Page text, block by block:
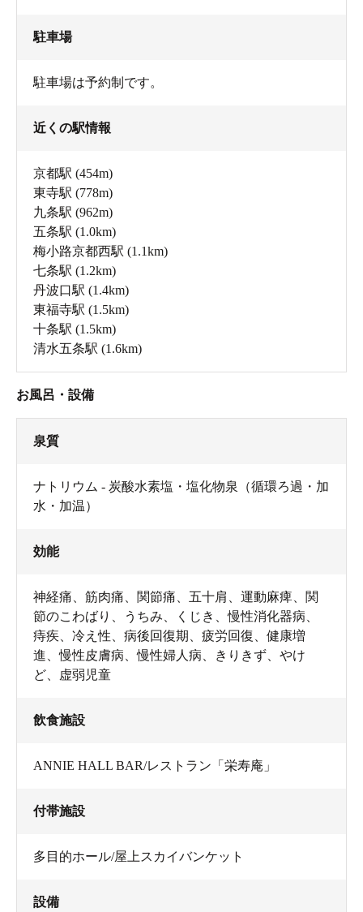
駐車場
駐車場は予約制です。
近くの駅情報
京都駅 (454m)
東寺駅 (778m)
九条駅 (962m)
五条駅 (1.0km)
梅小路京都西駅 (1.1km)
七条駅 (1.2km)
丹波口駅 (1.4km)
東福寺駅 (1.5km)
十条駅 (1.5km)
清水五条駅 (1.6km)
お風呂・設備
泉質
ナトリウム - 炭酸水素塩・塩化物泉（循環ろ過・加
水・加温）
効能
神経痛、筋肉痛、関節痛、五十肩、運動麻痺、関
節のこわばり、うちみ、くじき、慢性消化器病、
痔疾、冷え性、病後回復期、疲労回復、健康増
進、慢性皮膚病、慢性婦人病、きりきず、やけ
ど、虚弱児童
飲食施設
ANNIE HALL BAR/レストラン「栄寿庵」
付帯施設
多目的ホール/屋上スカイバンケット
設備